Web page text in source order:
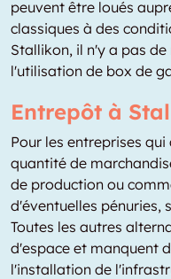
peuvent être loués
classiques à des
Stallikon, il n'y a pas
l'utilisation de box de
Entrepôt à
Pour les entreprises
quantité de
de production ou
d'éventuelles pénuries,
Toutes les autres
d'espace et manquent
l'installation de